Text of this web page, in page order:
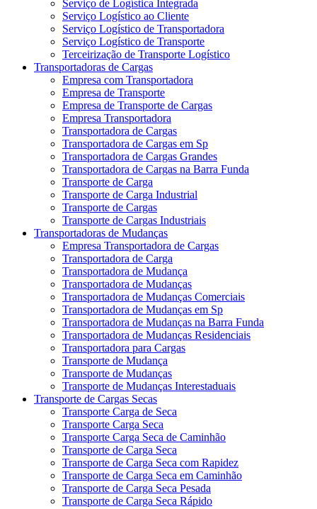
Serviço de Logística Integrada
Serviço Logístico ao Cliente
Serviço Logístico de Transportadora
Serviço Logístico de Transporte
Terceirização de Transporte Logístico
Transportadoras de Cargas
Empresa com Transportadora
Empresa de Transporte
Empresa de Transporte de Cargas
Empresa Transportadora
Transportadora de Cargas
Transportadora de Cargas em Sp
Transportadora de Cargas Grandes
Transportadora de Cargas na Barra Funda
Transporte de Carga
Transporte de Carga Industrial
Transporte de Cargas
Transporte de Cargas Industriais
Transportadoras de Mudanças
Empresa Transportadora de Cargas
Transportadora de Carga
Transportadora de Mudança
Transportadora de Mudanças
Transportadora de Mudanças Comerciais
Transportadora de Mudanças em Sp
Transportadora de Mudanças na Barra Funda
Transportadora de Mudanças Residenciais
Transportadora para Cargas
Transporte de Mudança
Transporte de Mudanças
Transporte de Mudanças Interestaduais
Transporte de Cargas Secas
Transporte Carga de Seca
Transporte Carga Seca
Transporte Carga Seca de Caminhão
Transporte de Carga Seca
Transporte de Carga Seca com Rapidez
Transporte de Carga Seca em Caminhão
Transporte de Carga Seca Pesada
Transporte de Carga Seca Rápido